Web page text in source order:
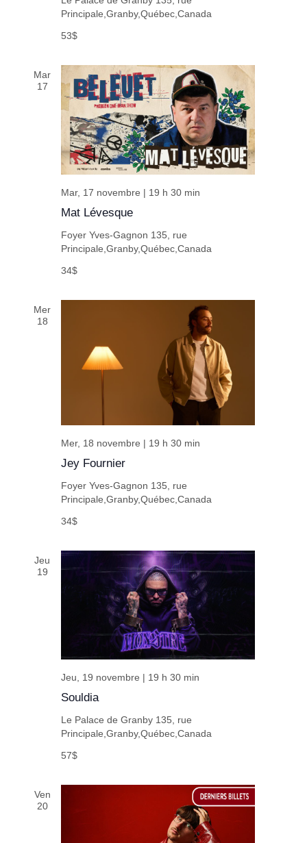
Principale,Granby,Québec,Canada
53$
Mar
17
Mat Lévesque
Mar, 17 novembre | 19 h 30 min
Foyer Yves-Gagnon 135, rue
Principale,Granby,Québec,Canada
34$
Mer
18
Jey Fournier
Mer, 18 novembre | 19 h 30 min
Foyer Yves-Gagnon 135, rue
Principale,Granby,Québec,Canada
34$
Jeu
19
Souldia
Jeu, 19 novembre | 19 h 30 min
Le Palace de Granby 135, rue
Principale,Granby,Québec,Canada
57$
Ven
20